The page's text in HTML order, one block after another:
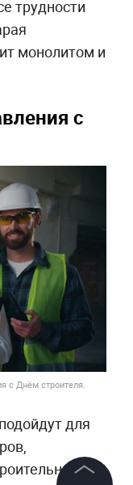
трудности
монолитом и
с
с Днём строителя.
для